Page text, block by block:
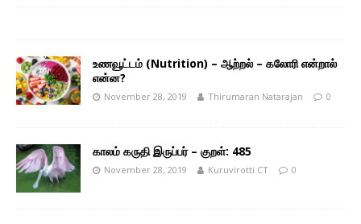
உணவூட்டம் (Nutrition) – ஆற்றல் – கலோரி என்றால்
என்ன?
November 28, 2019 Thirumaran Natarajan 0
காலம் கருதி இருப்பர் – குறள்: 485
November 28, 2019 Kuruvirotti CT 0